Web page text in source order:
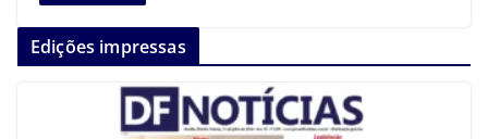
Edições impressas